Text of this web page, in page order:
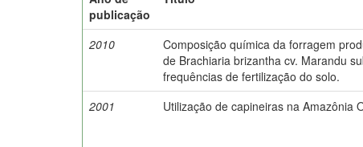
publicação
2010
Composição química da forragem
de Brachiaria brizantha cv. Marandu
frequências de fertilização do solo.
2001 Utilização de capineiras na Amazônia